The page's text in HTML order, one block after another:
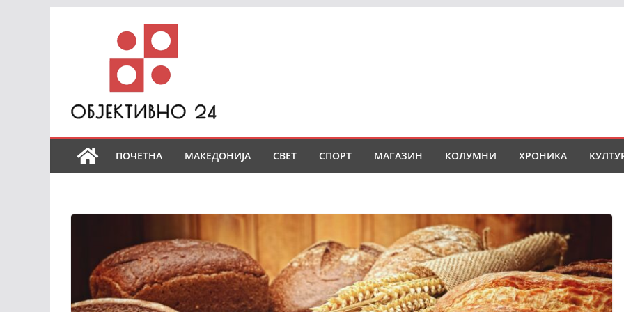
ПОЧЕТНА МАКЕДОНИЈА СВЕТ СПОРТ МАГАЗИН КОЛУМНИ ХРОНИКА